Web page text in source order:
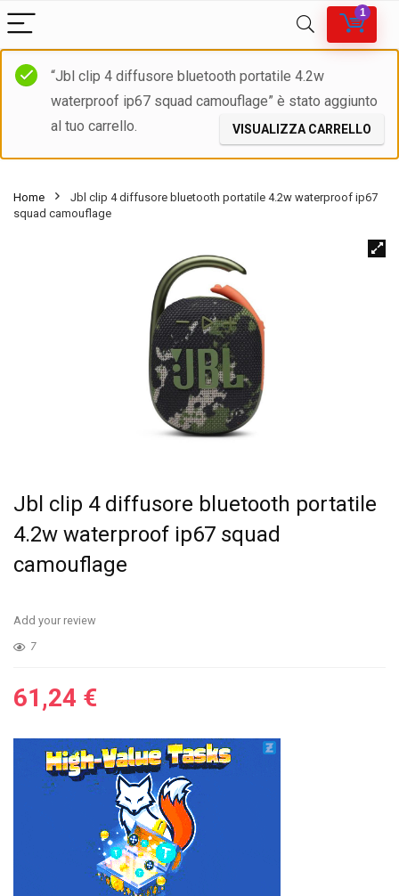
1
“Jbl clip 4 diffusore bluetooth portatile 4.2w
waterproof ip67 squad camouflage” è stato aggiunto
al tuo carrello.
VISUALIZZA CARRELLO
Home
Jbl clip 4 diffusore bluetooth portatile 4.2w waterproof ip67
squad camouflage
Jbl clip 4 diffusore bluetooth portatile
4.2w waterproof ip67 squad
camouflage
Add your review
7
61,24 €